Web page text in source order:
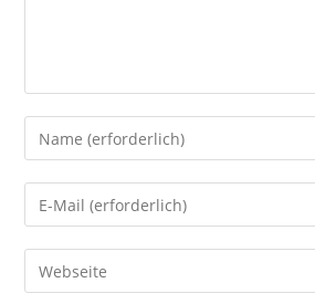
Gib
deinen
Namen
oder
Benutzernamen
zum
Gib
deine
E-
Mail-
Gib
deine